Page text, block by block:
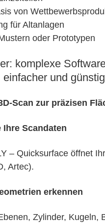
von
für Altanlagen
oder Prototypen
komplexe
und
Scan zur präzisen
Ihre Scandaten
– Quicksurface öffnet
Artec).
erkennen
Zylinder, Kugeln,